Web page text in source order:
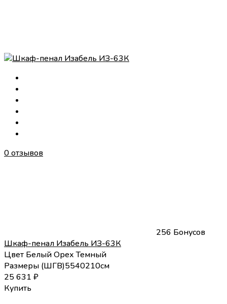
0 отзывов
256 Бонусов
Шкаф-пенал Изабель ИЗ-63К
Цвет БелыйОрех Темный
Размеры (ШГВ)5540210см
25 631 ₽
Купить